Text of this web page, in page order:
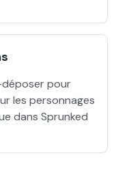
déposer pour
les personnages
dans Sprunked